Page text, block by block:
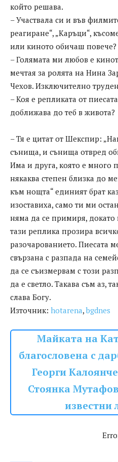
който решава.
– Участвала си и във
реагиране“, „Каръци“,
или киното обичаш повече?
– Голямата ми любов е
мечтая за ролята на Нина
Чехов. Изключително
– Коя е репликата от
доближава до теб в живота?
– Тя е цитат от Шекспир:
сънища, и сънища отвред
Има и друга, която е много
някаква степен близка до
към нощта“ единият брат
изоставиха, само ти ми
няма да се примиря,
тази реплика прозира
разочарованието. Пиесата
свързана с разпада на
да се съизмервам с този
да е светло. Такава съм аз,
слава Богу.
Източник: hotarena,bgdnes
Майката на
благословена с
Георги
Стоянка
известни